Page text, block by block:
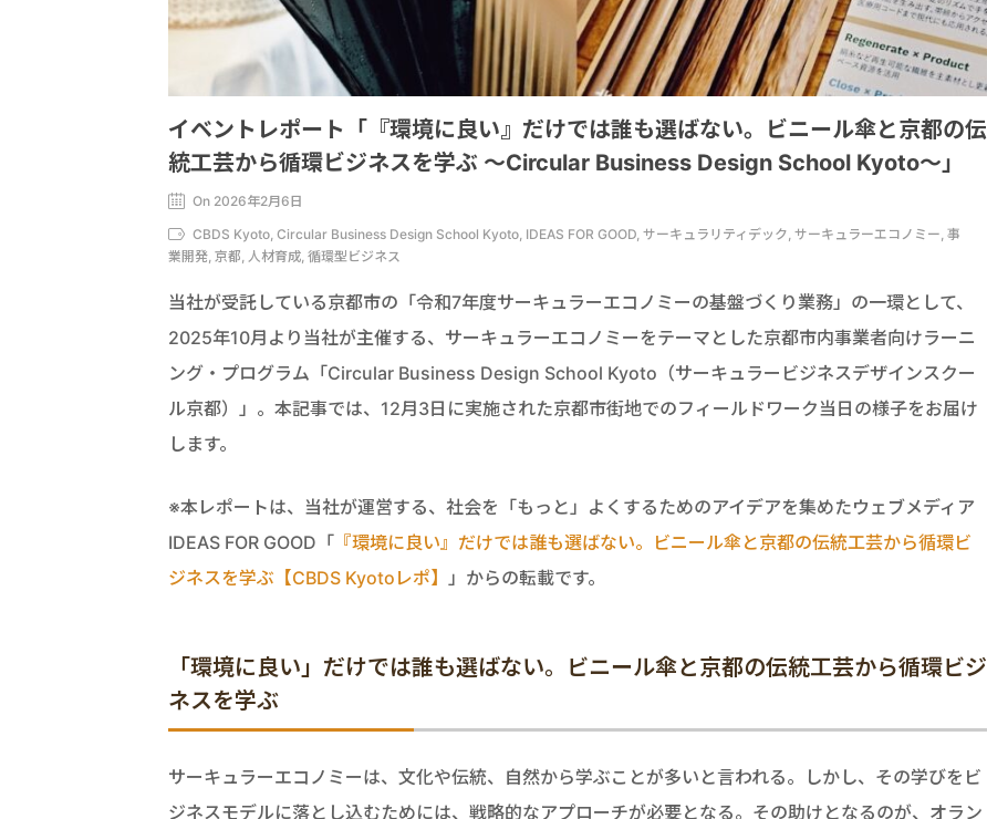
イベントレポート「『環境に良い』だけでは誰も選ばない。ビニール傘と京都の伝
統工芸から循環ビジネスを学ぶ ～Circular Business Design School Kyoto～」
On 2026年2月6日
CBDS Kyoto, Circular Business Design School Kyoto, IDEAS FOR GOOD, サーキュラリティデック, サーキュラーエコノミー, 事
業開発, 京都, 人材育成, 循環型ビジネス
当社が受託している京都市の「令和7年度サーキュラーエコノミーの基盤づくり業務」の一環として、
2025年10月より当社が主催する、サーキュラーエコノミーをテーマとした京都市内事業者向けラーニ
ング・プログラム「Circular Business Design School Kyoto（サーキュラービジネスデザインスクー
ル京都）」。本記事では、12月3日に実施された京都市街地でのフィールドワーク当日の様子をお届け
します。
※本レポートは、当社が運営する、社会を「もっと」よくするためのアイデアを集めたウェブメディア
IDEAS FOR GOOD「 『環境に良い』だけでは誰も選ばない。ビニール傘と京都の伝統工芸から循環ビ
ジネスを学ぶ【CBDS Kyotoレポ】
」からの転載です。
「環境に良い」だけでは誰も選ばない。ビニール傘と京都の伝統工芸から循環ビジ
ネスを学ぶ
サーキュラーエコノミーは、文化や伝統、自然から学ぶことが多いと言われる。しかし、その学びをビ
ジネスモデルに落とし込むためには、戦略的なアプローチが必要となる。その助けとなるのが、オラン